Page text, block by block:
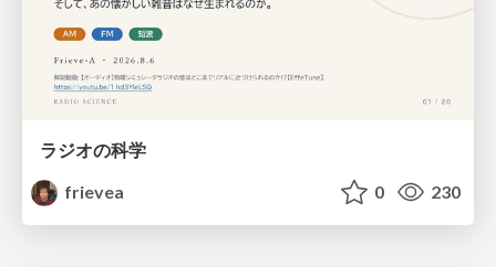
ラジオの科学
frievea
0 230